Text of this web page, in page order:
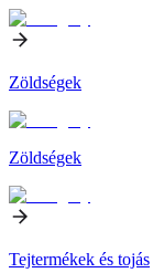
Zöldségek
Zöldségek
Tejtermékek és tojás